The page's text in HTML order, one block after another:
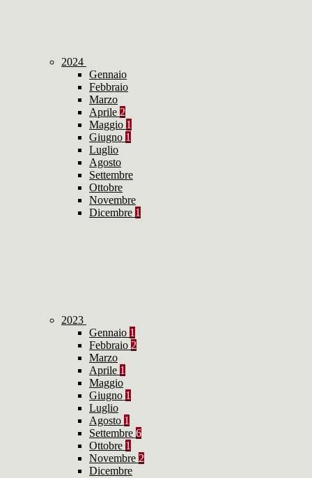
2024
Gennaio
Febbraio
Marzo
Aprile 2
Maggio 1
Giugno 1
Luglio
Agosto
Settembre
Ottobre
Novembre
Dicembre 1
2023
Gennaio 1
Febbraio 2
Marzo
Aprile 1
Maggio
Giugno 1
Luglio
Agosto 1
Settembre 6
Ottobre 1
Novembre 2
Dicembre